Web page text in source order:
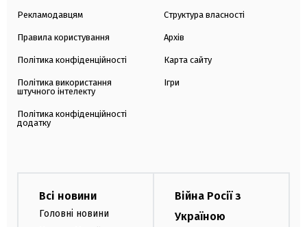
Рекламодавцям
Правила користування
Політика конфіденційності
Політика використання
штучного інтелекту
Політика конфіденційності
додатку
Структура власності
Архів
Карта сайту
Ігри
Всі новини
Головні новини
Війна Росії з
Україною